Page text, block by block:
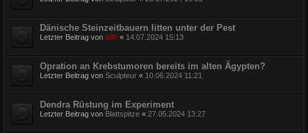
Dänische Steinzeitbauern litten unter der Pest
Letzter Beitrag von ulfr « 14.07.2024 15:13
Opration an Krebstumoren bereits im alten Ägypten?
Letzter Beitrag von Sculpteur « 10.06.2024 11:21
Dendra Rüstung im Experiment
Letzter Beitrag von Blattspitze « 27.05.2024 13:27